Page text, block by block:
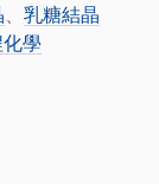
乳糖結晶
學